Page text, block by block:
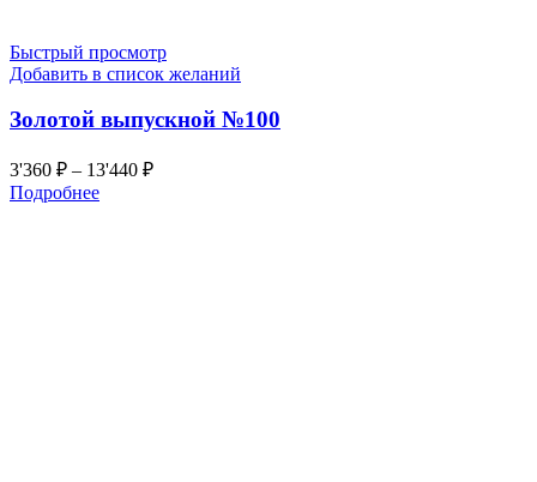
Быстрый просмотр
Добавить в список желаний
Золотой выпускной №100
3'360 ₽ – 13'440 ₽
Подробнее